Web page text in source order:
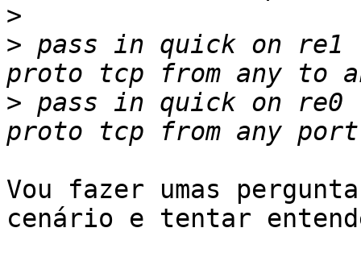
>
> pass in quick on
> pass in quick on
Vou fazer umas
cenário e tentar